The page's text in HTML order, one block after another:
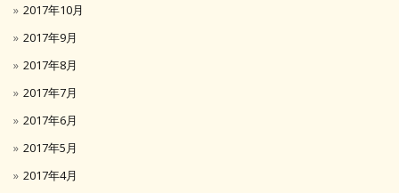
2017年10月
2017年9月
2017年8月
2017年7月
2017年6月
2017年5月
2017年4月